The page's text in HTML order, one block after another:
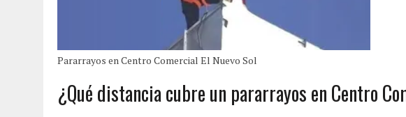
Pararrayos en Centro Comercial El Nuevo Sol
¿Qué distancia cubre un pararrayos en Centro